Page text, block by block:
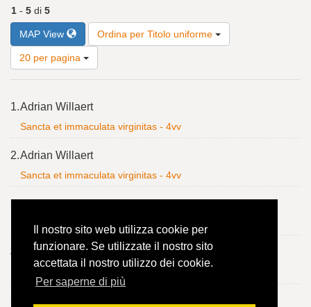
Il nostro sito web utilizza cookie per
funzionare. Se utilizzate il nostro sito
accettata il nostro utilizzo dei cookie.
Per saperne di più
1 - 5 di 5
MAP View Ordina per Titolo uniforme
per
20 per pagina
della
ricerca
1.Adrian Willaert
Sancta et immaculata virginitas - 4vv
2.Adrian Willaert
Sancta et immaculata virginitas - 4vv
3.
Sancta et immaculata virginitas - 4vv
4. Adrian Willaert
5.